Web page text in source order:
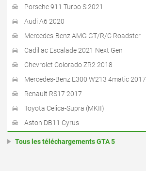
Porsche 911 Turbo S 2021
Audi A6 2020
Mercedes-Benz AMG GT/R/C Roadster
Cadillac Escalade 2021 Next Gen
Chevrolet Colorado ZR2 2018
Mercedes-Benz E300 W213 4matic 2017
Renault RS17 2017
Toyota Celica-Supra (MKII)
Aston DB11 Cyrus
Tous les téléchargements GTA 5